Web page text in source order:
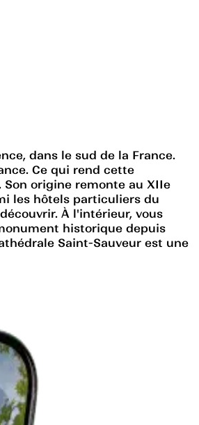
dans le sud de la France.
Ce qui rend cette
origine remonte au XIIe
les hôtels particuliers du
À l'intérieur, vous
historique depuis
Saint-Sauveur est une